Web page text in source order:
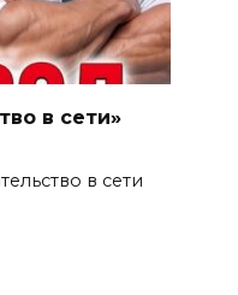
в сети»
в сети